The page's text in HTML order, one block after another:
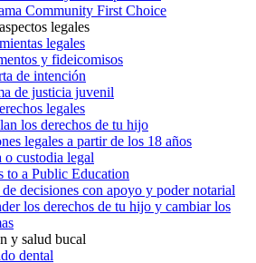
Community First Choice
legales
legales
y fideicomisos
de intención
de justicia juvenil
legales
los derechos de tu hijo
legales a partir de los 18 años
o custodia legal
to a Public Education
decisiones con apoyo y poder notarial
los derechos de tu hijo y cambiar los
y salud bucal
dental